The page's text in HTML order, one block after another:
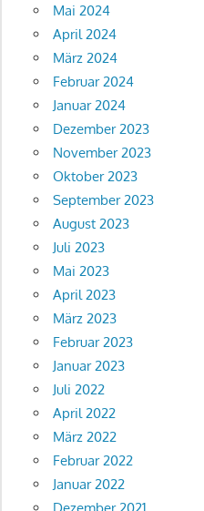
Mai 2024
April 2024
März 2024
Februar 2024
Januar 2024
Dezember 2023
November 2023
Oktober 2023
September 2023
August 2023
Juli 2023
Mai 2023
April 2023
März 2023
Februar 2023
Januar 2023
Juli 2022
April 2022
März 2022
Februar 2022
Januar 2022